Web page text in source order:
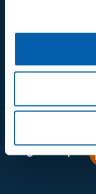
024-
Volg ons op: